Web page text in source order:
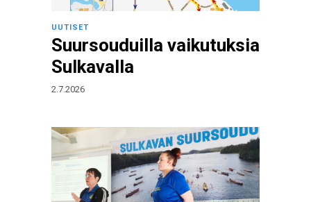
UUTISET
Suursouduilla vaikutuksia
Sulkavalla
2.7.2026